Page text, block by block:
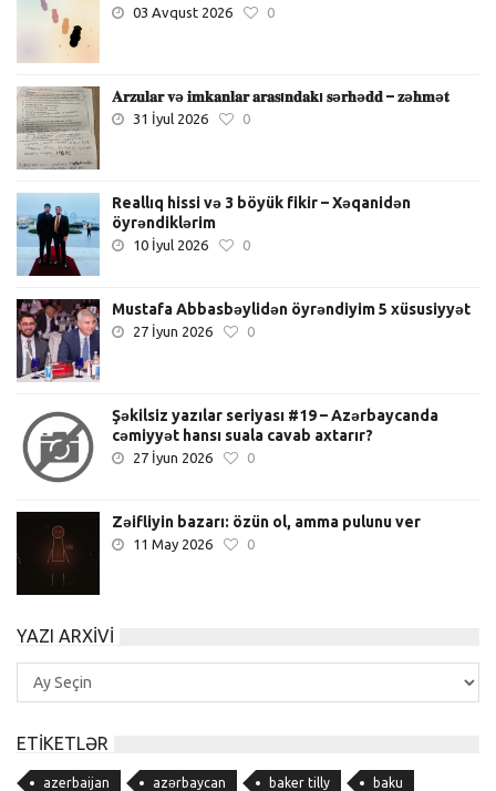
03 Avqust 2026 0
𝐀𝐫𝐳𝐮𝐥𝐚𝐫 𝐯ə 𝐢𝐦𝐤𝐚𝐧𝐥𝐚𝐫 𝐚𝐫𝐚𝐬ı𝐧𝐝𝐚𝐤ı 𝐬ə𝐫𝐡ə𝐝𝐝 – 𝐳ə𝐡𝐦ə𝐭
31 İyul 2026 0
Reallıq hissi və 3 böyük fikir – Xəqanidən
öyrəndiklərim
10 İyul 2026 0
Mustafa Abbasbəylidən öyrəndiyim 5 xüsusiyyət
27 İyun 2026 0
Şəkilsiz yazılar seriyası #19 – Azərbaycanda
cəmiyyət hansı suala cavab axtarır?
27 İyun 2026 0
Zəifliyin bazarı: özün ol, amma pulunu ver
11 May 2026 0
YAZI ARXIVI
Yazı
Arxivi
ETIKETLƏR
azerbaijan azərbaycan baker tilly baku